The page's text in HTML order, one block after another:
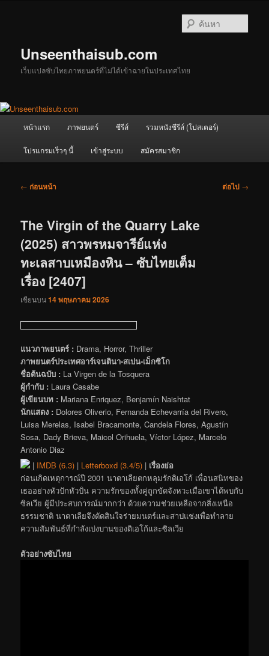
Unseenthaisub.com
เว็บแปลซับไทยภาพยนตร์ที่ไม่ได้เข้าฉายในประเทศไทย
หน้าแรก ภาพยนตร์ ซีรีส์ รวมหนังซีรีส์ (โปสเตอร์)
โปรแกรมเร็วๆ นี้ เข้าสู่ระบบ สมัครสมาชิก
เมนู
← ก่อนหน้า ต่อไป →
The Virgin of the Quarry Lake
(2025) สาวพรหมจารีย์แห่ง
ทะเลสาบเหมืองหิน – ซับไทยเต็ม
เรื่อง [2407]
เขียนบน14 พฤษภาคม 2026
แนวภาพยนตร์ : Drama, Horror, Thriller
ภาพยนตร์ประเทศอาร์เจนตินา-สเปน-เม็กซิโก
ชื่อต้นฉบับ : La Virgen de la Tosquera
ผู้กำกับ : Laura Casabe
ผู้เขียนบท : Mariana Enriquez, Benjamín Naishtat
นักแสดง : Dolores Oliverio, Fernanda Echevarría del Rivero,
Luisa Merelas, Isabel Bracamonte, Candela Flores, Agustín
Sosa, Dady Brieva, Maicol Orihuela, Víctor López, Marcelo
Antonio Diaz
| IMDB (6.3) | Letterboxd (3.4/5) | เรื่องย่อ
ก่อนเกิดเหตุการณ์ปี 2001 นาตาเลียตกหลุมรักดิเอโก้ เพื่อนสนิทของ
เธออย่างหัวปักหัวปั่น ความรักของทั้งคู่ถูกขัดจังหวะเมื่อเขาได้พบกับ
ซิลเวีย ผู้มีประสบการณ์มากกว่า ด้วยความช่วยเหลือจากสิ่งเหนือ
ธรรมชาติ นาตาเลียจึงตัดสินใจร่ายมนตร์และสาปแช่งเพื่อทำลาย
ความสัมพันธ์ที่กำลังเบ่งบานของดิเอโก้และซิลเวีย
ตัวอย่างซับไทย